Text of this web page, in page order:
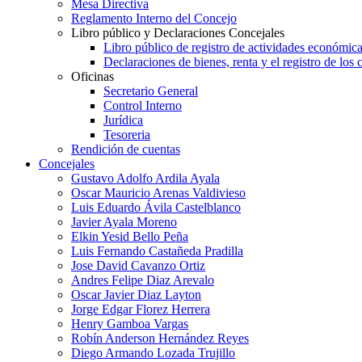
Mesa Directiva
Reglamento Interno del Concejo
Libro público y Declaraciones Concejales
Libro público de registro de actividades
Declaraciones de bienes, renta y el registro de los
Oficinas
Secretario General
Control Interno
Jurídica
Tesoreria
Rendición de cuentas
Concejales
Gustavo Adolfo Ardila Ayala
Oscar Mauricio Arenas Valdivieso
Luis Eduardo Ávila Castelblanco
Javier Ayala Moreno
Elkin Yesid Bello Peña
Luis Fernando Castañeda Pradilla
Jose David Cavanzo Ortiz
Andres Felipe Diaz Arevalo
Oscar Javier Diaz Layton
Jorge Edgar Florez Herrera
Henry Gamboa Vargas
Robín Anderson Hernández Reyes
Diego Armando Lozada Trujillo